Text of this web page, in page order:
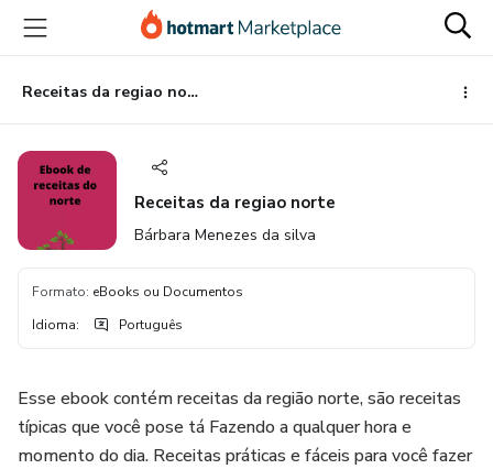
para
conteúdo
principal
para
pagamento
para
rodapé
Receitas da regiao norte
Receitas da regiao norte
Bárbara Menezes da silva
Formato: eBooks ou Documentos
Idioma: Português
Esse ebook contém receitas da região norte, são receitas
típicas que você pose tá Fazendo a qualquer hora e
momento do dia. Receitas práticas e fáceis para você fazer